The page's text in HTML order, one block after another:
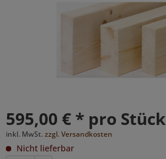
595,00 € * pro Stück
inkl. MwSt. zzgl. Versandkosten
Nicht lieferbar